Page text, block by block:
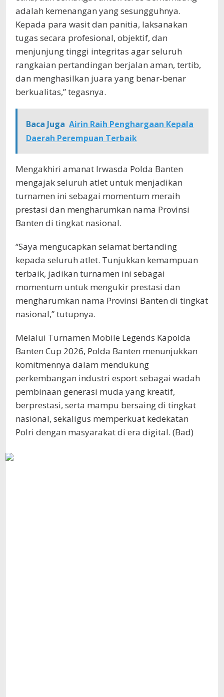
adalah kemenangan yang sesungguhnya.
Kepada para wasit dan panitia, laksanakan
tugas secara profesional, objektif, dan
menjunjung tinggi integritas agar seluruh
rangkaian pertandingan berjalan aman, tertib,
dan menghasilkan juara yang benar-benar
berkualitas,” tegasnya.
Baca Juga Airin Raih Penghargaan Kepala
Daerah Perempuan Terbaik
Mengakhiri amanat Irwasda Polda Banten
mengajak seluruh atlet untuk menjadikan
turnamen ini sebagai momentum meraih
prestasi dan mengharumkan nama Provinsi
Banten di tingkat nasional.
“Saya mengucapkan selamat bertanding
kepada seluruh atlet. Tunjukkan kemampuan
terbaik, jadikan turnamen ini sebagai
momentum untuk mengukir prestasi dan
mengharumkan nama Provinsi Banten di tingkat
nasional,” tutupnya.
Melalui Turnamen Mobile Legends Kapolda
Banten Cup 2026, Polda Banten menunjukkan
komitmennya dalam mendukung
perkembangan industri esport sebagai wadah
pembinaan generasi muda yang kreatif,
berprestasi, serta mampu bersaing di tingkat
nasional, sekaligus memperkuat kedekatan
Polri dengan masyarakat di era digital. (Bad)